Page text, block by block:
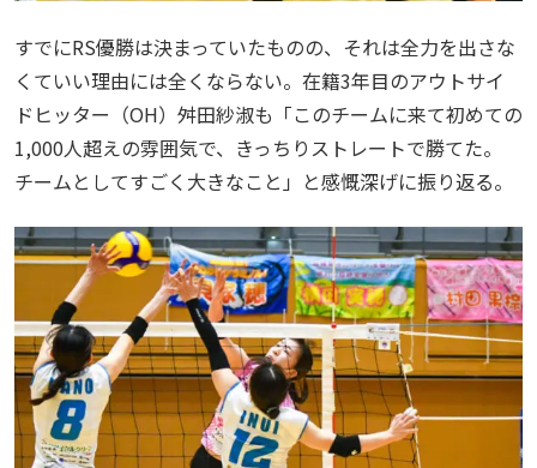
すでにRS優勝は決まっていたものの、それは全力を出さな
くていい理由には全くならない。在籍3年目のアウトサイ
ドヒッター（OH）舛田紗淑も「このチームに来て初めての
1,000人超えの雰囲気で、きっちりストレートで勝てた。
チームとしてすごく大きなこと」と感慨深げに振り返る。